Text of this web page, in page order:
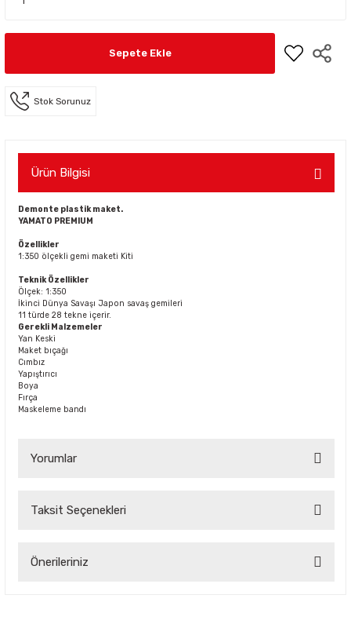
Sepete Ekle
Stok Sorunuz
Ürün Bilgisi
Demonte plastik maket.
YAMATO PREMIUM
Özellikler
1:350 ölçekli gemi maketi Kiti
Teknik Özellikler
Ölçek: 1:350
İkinci Dünya Savaşı Japon savaş gemileri
11 türde 28 tekne içerir.
Gerekli Malzemeler
Yan Keski
Maket bıçağı
Cımbız
Yapıştırıcı
Boya
Fırça
Maskeleme bandı
Yorumlar
Taksit Seçenekleri
Önerileriniz